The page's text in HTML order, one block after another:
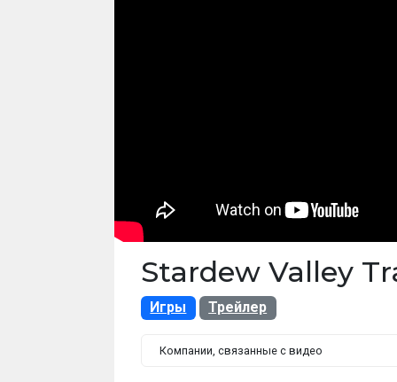
Stardew Valley
Игры Трейлер
Компании, связанные с видео